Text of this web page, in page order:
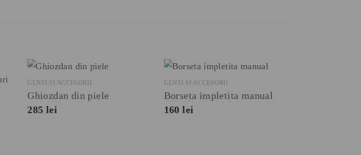
+
GENTI SI ACCESORII
Ghiozdan din piele
285 lei
+
GENTI SI ACCESORII
Borseta impletita manual
160lei